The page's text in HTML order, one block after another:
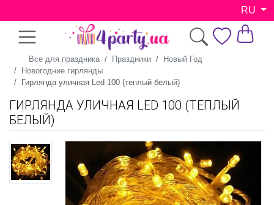
RU
Все для праздника Праздники
Новый Год
Новогодние гирлянды
Гирлянда уличная Led 100 (теплый белый)
ГИРЛЯНДА УЛИЧНАЯ LED 100 (ТЕПЛЫЙ
БЕЛЫЙ)